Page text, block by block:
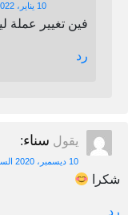
10 يناير، 2022 الساعة 2:12 ص
فين تغيير عملة
رد
يقول سناء:
10 ديسمبر، 2020 الساعة 1:06 م
شكرا
رد